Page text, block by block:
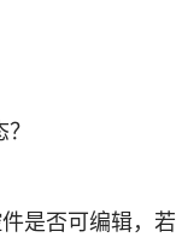
是否可编辑，